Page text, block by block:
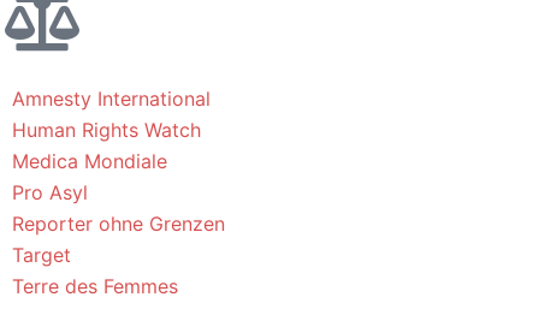
Amnesty International
Human Rights Watch
Medica Mondiale
Pro Asyl
Reporter ohne Grenzen
Target
Terre des Femmes